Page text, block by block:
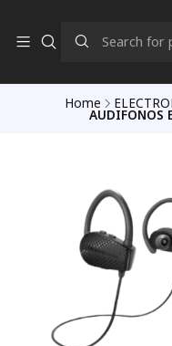
Home
AUDIFONOS